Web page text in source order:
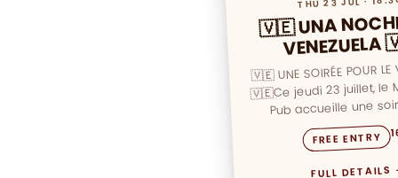
🇻🇪 UNA
🇻🇪 UNE SOIRÉE POUR LE
🇻🇪Ce jeudi 23 juillet, le
Pub accueille une
spéciale placée sous
FREE ENTRY
FULL DETAILS